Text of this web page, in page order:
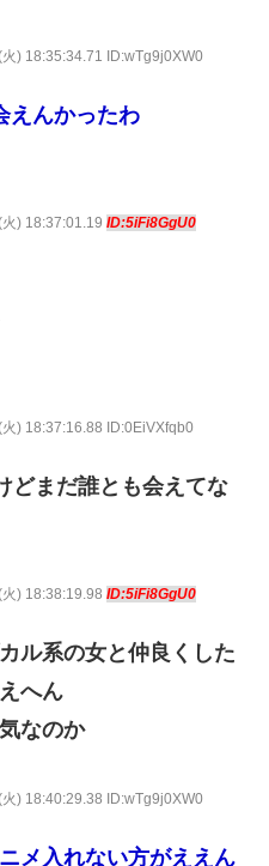
) 18:35:34.71 ID:wTg9j0XW0
えんかったわ
) 18:37:01.19 ID:5iFi8GgU0
) 18:37:16.88 ID:0EiVXfqb0
どまだ誰とも会えてな
) 18:38:19.98 ID:5iFi8GgU0
ル系の女と仲良くした
へん
なのか
) 18:40:29.38 ID:wTg9j0XW0
メ入れない方がええん